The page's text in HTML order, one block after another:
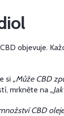
objevuje.
si „Může CBD
mrkněte na
CBD